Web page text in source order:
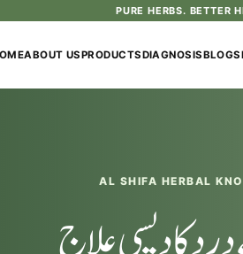
PURE HERBS. BETTER
ABOUT USPRODUCTSDIAGNOSISBLOGS
AL SHIFA HERBAL